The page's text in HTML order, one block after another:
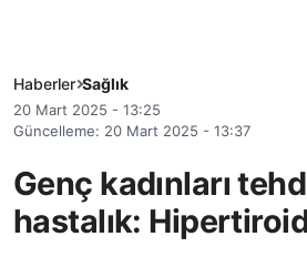
Haberler Sağlık
20 Mart 2025 - 13:25
Güncelleme: 20 Mart 2025 - 13:37
Genç kadınları
hastalık: